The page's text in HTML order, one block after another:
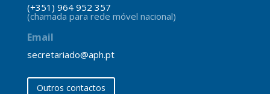
(+351) 964 952 357
(chamada para rede móvel nacional)
Email
secretariado@aph.pt
Outros contactos